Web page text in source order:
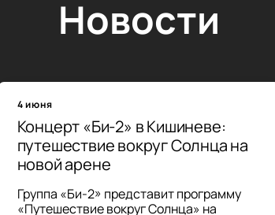
Новости
4 июня
Концерт «Би-2» в Кишиневе:
путешествие вокруг Солнца на
новой арене
Группа «Би-2» представит программу
«Путешествие вокруг Солнца» на